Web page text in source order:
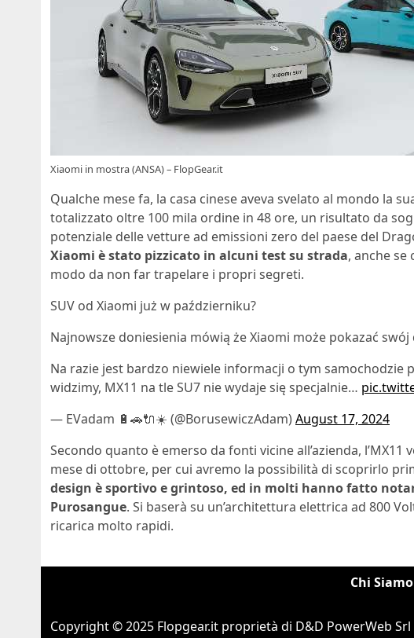
Xiaomi in mostra (ANSA) – FlopGear.it
Qualche mese fa, la casa cinese aveva svelato al mondo la
totalizzato oltre 100 mila ordine in 48 ore, un risultato da
potenziale delle vetture ad emissioni zero del paese del
Xiaomi è stato pizzicato in alcuni test su strada, anche
modo da non far trapelare i propri segreti.
SUV od Xiaomi już w październiku?
Najnowsze doniesienia mówią że Xiaomi może pokazać
Na razie jest bardzo niewiele informacji o tym samochodzie
widzimy, MX11 na tle SU7 nie wydaje się specjalnie…
— EVadam 🔋🚗🔌☀️ (@BorusewiczAdam)August 17, 2024
Secondo quanto è emerso da fonti vicine all’azienda,
mese di ottobre, per cui avremo la possibilità di scoprirlo
design è sportivo e grintoso, ed in molti hanno fatto
Purosangue. Si baserà su un’architettura elettrica ad 800
ricarica molto rapidi.
Chi Siamo
Copyright © 2025 Flopgear.it proprietà di D&D PowerWeb Srl